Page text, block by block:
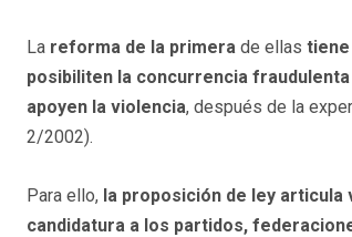
La reforma de la primera de ellas
posibiliten la concurrencia
apoyen la violencia, después de la
2/2002).
Para ello, la proposición de ley articula
candidatura a los partidos,